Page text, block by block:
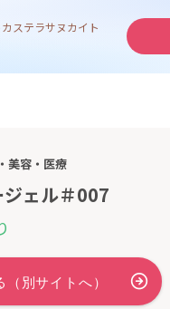
カステラサヌカイト
美容・医療
ェル＃007